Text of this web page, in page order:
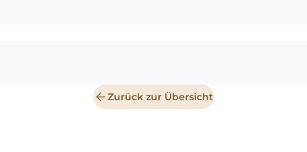
Zurück zur Übersicht